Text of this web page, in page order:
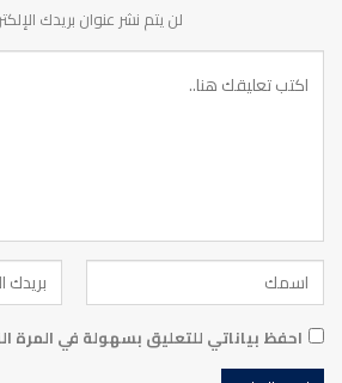
لن يتم نشر عنوان بريدك
احفظ بياناتي للتعليق بسهولة في المرة